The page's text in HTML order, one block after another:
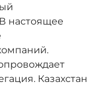
настоящее
Казахстан